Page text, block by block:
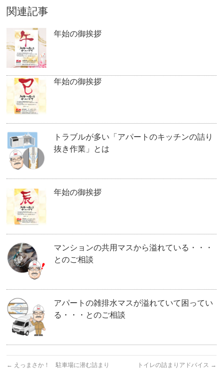
関連記事
年始の御挨拶
年始の御挨拶
トラブルが多い「アパートのキッチンの詰り
抜き作業」とは
年始の御挨拶
マンションの共用マスから溢れている・・・
とのご相談
アパートの雑排水マスが溢れていて困ってい
る・・・とのご相談
← えっまさか！ 駐車場に潜む詰まり トイレの詰まりアドバイス →